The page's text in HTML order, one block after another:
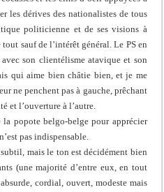
les dérives des nationalistes de tous
politicienne et de ses visions à
sauf de l’intérêt général. Le PS en
son clientélisme atavique et son
qui aime bien châtie bien, et je me
ne penchent pas à gauche, prêchant
et l’ouverture à l’autre.
popote belgo-belge pour apprécier
pas indispensable.
mais le ton est décidément bien
(une majorité d’entre eux, en tout
cordial, ouvert, modeste mais